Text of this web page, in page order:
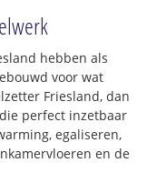
hebben als
voor wat
Friesland, dan
perfect inzetbaar
egaliseren,
en de